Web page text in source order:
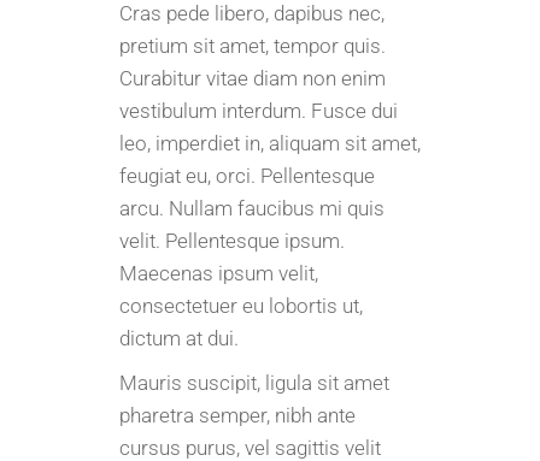
Cras pede libero, dapibus nec,
pretium sit amet, tempor quis.
Curabitur vitae diam non enim
vestibulum interdum. Fusce dui
leo, imperdiet in, aliquam sit amet,
feugiat eu, orci. Pellentesque
arcu. Nullam faucibus mi quis
velit. Pellentesque ipsum.
Maecenas ipsum velit,
consectetuer eu lobortis ut,
dictum at dui.
Mauris suscipit, ligula sit amet
pharetra semper, nibh ante
cursus purus, vel sagittis velit